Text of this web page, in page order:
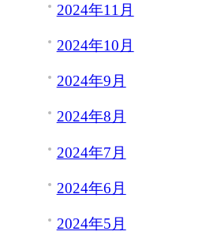
2024年11月
2024年10月
2024年9月
2024年8月
2024年7月
2024年6月
2024年5月